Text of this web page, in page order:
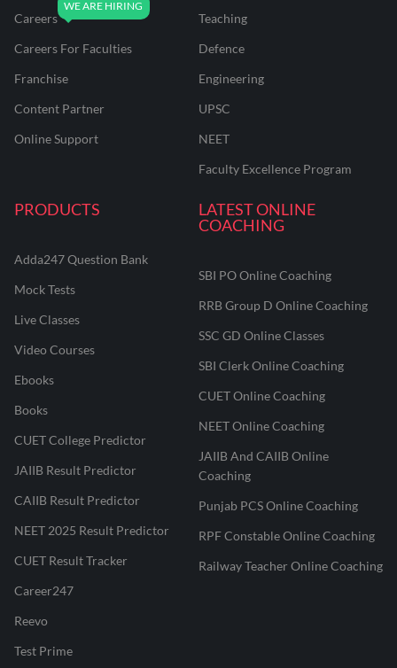
Careers
Careers For Faculties
Franchise
Content Partner
Online Support
Teaching
Defence
Engineering
UPSC
NEET
Faculty Excellence Program
PRODUCTS
Adda247 Question Bank
Mock Tests
Live Classes
Video Courses
Ebooks
Books
CUET College Predictor
JAIIB Result Predictor
CAIIB Result Predictor
NEET 2025 Result Predictor
CUET Result Tracker
Career247
Reevo
Test Prime
LATEST ONLINE
COACHING
SBI PO Online Coaching
RRB Group D Online Coaching
SSC GD Online Classes
SBI Clerk Online Coaching
CUET Online Coaching
NEET Online Coaching
JAIIB And CAIIB Online
Coaching
Punjab PCS Online Coaching
RPF Constable Online Coaching
Railway Teacher Online Coaching